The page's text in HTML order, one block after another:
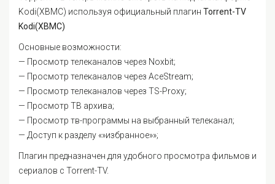
Kodi(XBMC) используя официальный плагин Torrent-TV
Kodi(XBMC)
Основные возможности:
— Просмотр телеканалов через Noxbit;
— Просмотр телеканалов через AceStream;
— Просмотр телеканалов через TS-Proxy;
— Просмотр ТВ архива;
— Просмотр тв-программы на выбранный телеканал;
— Доступ к разделу «»избранное»»;
Плагин предназначен для удобного просмотра фильмов и
сериалов с Torrent-TV.